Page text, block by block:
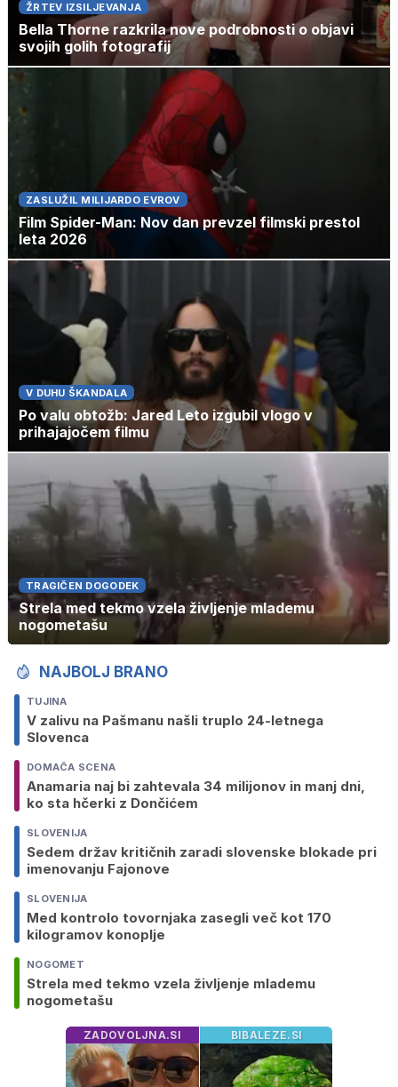
ŽRTEV IZSILJEVANJA
Bella Thorne razkrila nove podrobnosti o objavi
svojih golih fotografij
ZASLUŽIL MILIJARDO EVROV
Film Spider-Man: Nov dan prevzel filmski prestol
leta 2026
V DUHU ŠKANDALA
Po valu obtožb: Jared Leto izgubil vlogo v
prihajajočem filmu
TRAGIČEN DOGODEK
Strela med tekmo vzela življenje mlademu
nogometašu
NAJBOLJ BRANO
TUJINA
V zalivu na Pašmanu našli truplo 24-letnega
Slovenca
DOMAČA SCENA
Anamaria naj bi zahtevala 34 milijonov in manj dni,
ko sta hčerki z Dončićem
SLOVENIJA
Sedem držav kritičnih zaradi slovenske blokade pri
imenovanju Fajonove
SLOVENIJA
Med kontrolo tovornjaka zasegli več kot 170
kilogramov konoplje
NOGOMET
Strela med tekmo vzela življenje mlademu
nogometašu
ZADOVOLJNA.SI BIBALEZE.SI